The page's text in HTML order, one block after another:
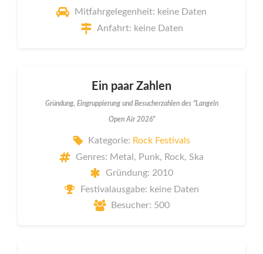
Mitfahrgelegenheit: keine Daten
Anfahrt: keine Daten
Ein paar Zahlen
Gründung, Eingruppierung und Besucherzahlen des "Langeln
Open Air 2026"
Kategorie: Rock Festivals
Genres: Metal, Punk, Rock, Ska
Gründung: 2010
Festivalausgabe: keine Daten
Besucher: 500